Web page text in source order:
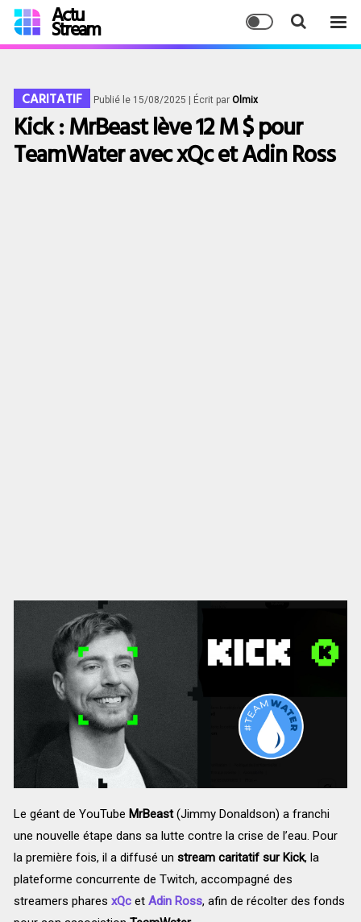
Actu
Stream
CARITATIF Publié le 15/08/2025 | Écrit par Olmix
Kick : MrBeast lève 12 M $ pour
TeamWater avec xQc et Adin Ross
Le géant de YouTube MrBeast(Jimmy Donaldson) a franchi
une nouvelle étape dans sa lutte contre la crise de l’eau. Pour
la première fois, il a diffusé un stream caritatif sur Kick, la
plateforme concurrente de Twitch, accompagné des
streamers phares xQcet Adin Ross, afin de récolter des fonds